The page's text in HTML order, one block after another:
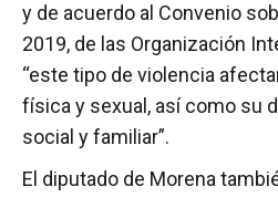
y de acuerdo al Convenio
2019, de las Organización
“este tipo de violencia
física y sexual, así como su
social y familiar”.
El diputado de Morena